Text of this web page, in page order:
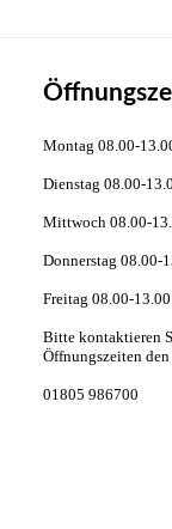
Montag 08.00-
Dienstag 08.00-
Mittwoch 08.00-
Donnerstag 08.00-
Freitag 08.00-
Bitte kontaktieren
Öffnungszeiten
01805 986700